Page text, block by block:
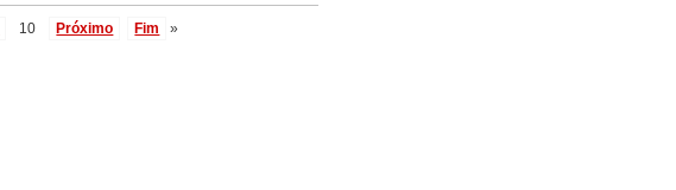
10 Próximo Fim »